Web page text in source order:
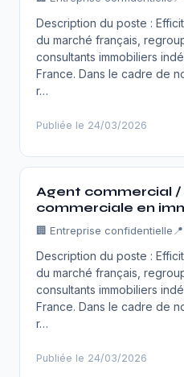
Description du poste :
du marché français,
consultants immobiliers
France. Dans le cadre de
r…
Publiée le 24/03/2026
Agent commercial
commerciale en
🏢 Entreprise confidentielle
Description du poste :
du marché français,
consultants immobiliers
France. Dans le cadre de
r…
Publiée le 24/03/2026